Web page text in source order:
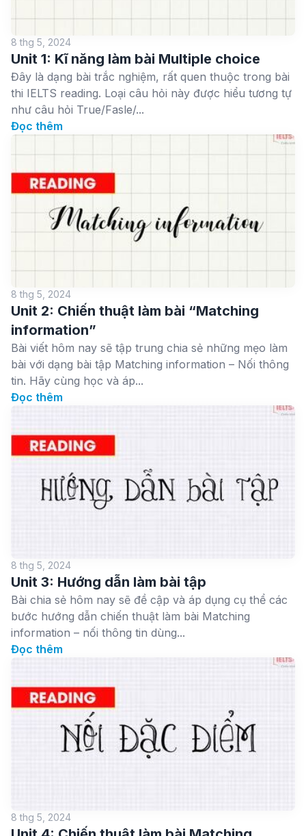
8 thg 5, 2024
Unit 1: Kĩ năng làm bài Multiple choice
Đây là dạng bài trắc nghiệm, rất quen thuộc trong bài
thi IELTS reading. Loại câu hỏi này được hiểu tương tự
như câu hỏi True/Fasle/...
Đọc thêm
8 thg 5, 2024
Unit 2: Chiến thuật làm bài “Matching
information”
Bài viết hôm nay sẽ tập trung chia sẻ những mẹo làm
bài với dạng bài tập Matching information – Nối thông
tin. Hãy cùng học và áp...
Đọc thêm
8 thg 5, 2024
Unit 3: Hướng dẫn làm bài tập
Bài chia sẻ hôm nay sẽ đề cập và áp dụng cụ thể các
bước hướng dẫn chiến thuật làm bài Matching
information – nối thông tin dùng...
Đọc thêm
8 thg 5, 2024